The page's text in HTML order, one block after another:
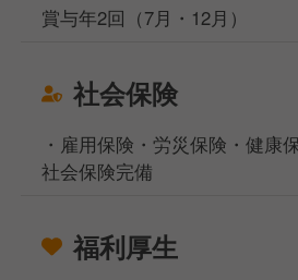
賞与年2回（7月・12月）
社会保険
・雇用保険・労災保険・健康
社会保険完備
福利厚生